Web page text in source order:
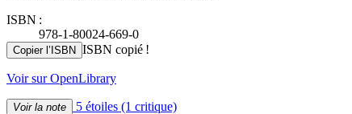
ISBN :
978-1-80024-669-0
Copier l’ISBN ISBN copié !
Voir sur OpenLibrary
Voir la note 5 étoiles (1 critique)